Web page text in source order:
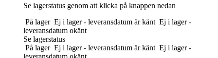
Se lagerstatus genom att klicka på knappen nedan
På lager Ej i lager - leveransdatum är känt Ej i lager -
leveransdatum okänt
Se lagerstatus
På lager Ej i lager - leveransdatum är känt Ej i lager -
leveransdatum okänt